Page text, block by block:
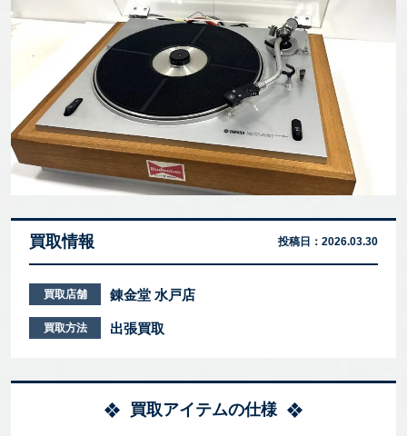
買取情報 投稿日： 2026.03.30
買取店舗 錬金堂 水戸店
買取方法 出張買取
買取アイテムの仕様